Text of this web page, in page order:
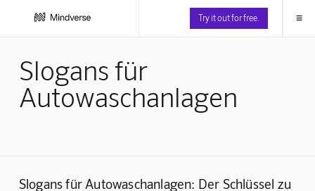
Try it out for free. ≡
Slogans für
Autowaschanlagen
Slogans für Autowaschanlagen: Der Schlüssel zu